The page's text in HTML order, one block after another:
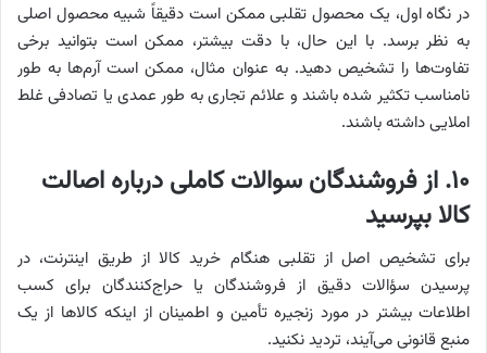
در نگاه اول، یک محصول تقلبی ممکن است دقیقاً شبیه محصول اصلی
به نظر برسد. با این حال، با دقت بیشتر، ممکن است بتوانید برخی
تفاوت‌ها را تشخیص دهید. به عنوان مثال، ممکن است آرم‌ها به طور
نامناسب تکثیر شده باشند و علائم تجاری به طور عمدی یا تصادفی غلط
املایی داشته باشند.
۱۰. از فروشندگان سوالات کاملی درباره اصالت
کالا بپرسید
برای تشخیص اصل از تقلبی هنگام خرید کالا از طریق اینترنت، در
پرسیدن سؤالات دقیق از فروشندگان یا حراج‌کنندگان برای کسب
اطلاعات بیشتر در مورد زنجیره تأمین و اطمینان از اینکه کالاها از یک
منبع قانونی می‌آیند، تردید نکنید.